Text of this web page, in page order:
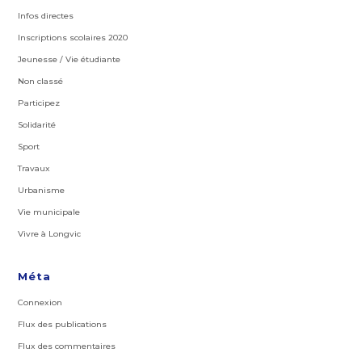
Infos directes
Inscriptions scolaires 2020
Jeunesse / Vie étudiante
Non classé
Participez
Solidarité
Sport
Travaux
Urbanisme
Vie municipale
Vivre à Longvic
Méta
Connexion
Flux des publications
Flux des commentaires